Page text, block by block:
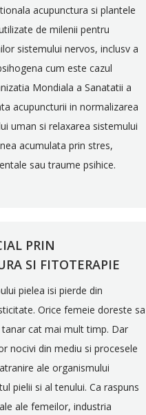
acupunctura si plantele
de milenii pentru
sistemului nervos, inclusv a
cum este cazul
Mondiala a Sanatatii a
acupuncturii in normalizarea
uman si relaxarea sistemului
acumulata prin stres,
sau traume psihice.
PRIN
SI FITOTERAPIE
pielea isi pierde din
Orice femeie doreste sa
cat mai mult timp. Dar
nocivi din mediu si procesele
ale organismului
pielii si al tenului. Ca raspuns
ale femeilor, industria